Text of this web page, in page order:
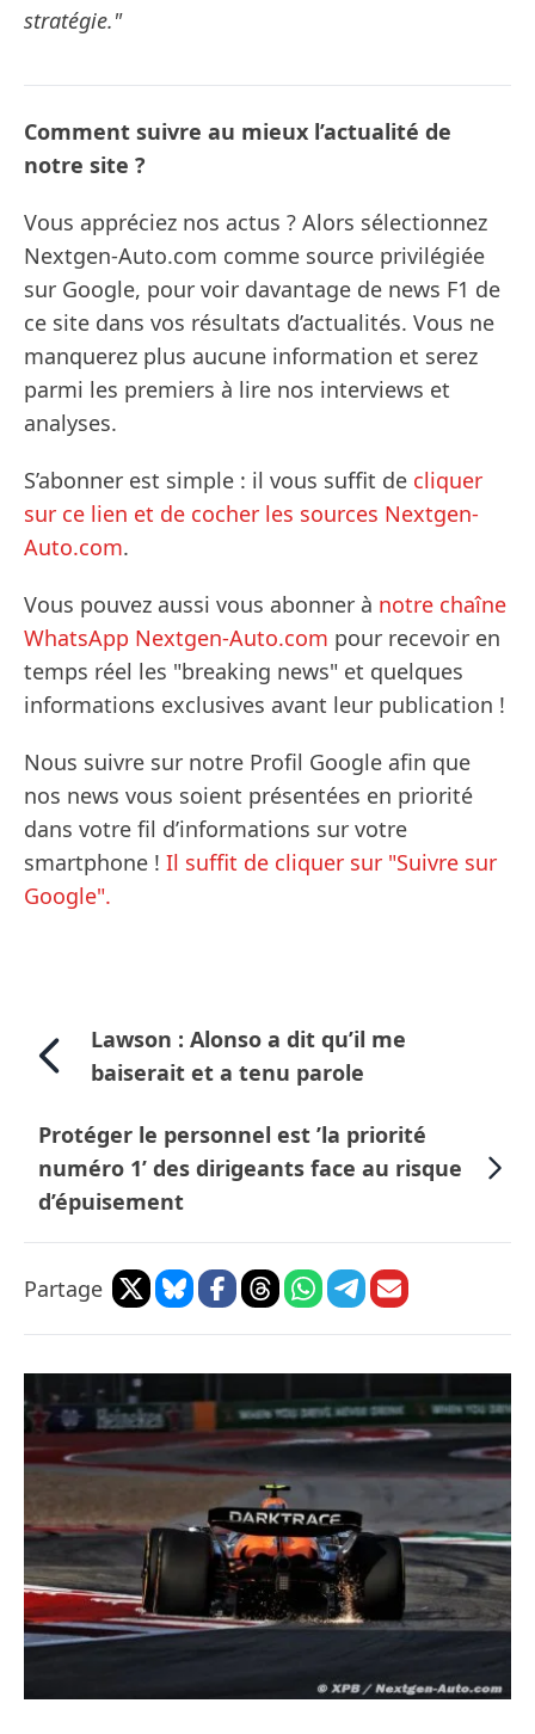
stratégie."
Comment suivre au mieux l’actualité de
notre site ?
Vous appréciez nos actus ? Alors sélectionnez
Nextgen-Auto.com comme source privilégiée
sur Google, pour voir davantage de news F1 de
ce site dans vos résultats d’actualités. Vous ne
manquerez plus aucune information et serez
parmi les premiers à lire nos interviews et
analyses.
S’abonner est simple : il vous suffit de cliquer
sur ce lien et de cocher les sources Nextgen-
Auto.com.
Vous pouvez aussi vous abonner à notre chaîne
WhatsApp Nextgen-Auto.com pour recevoir en
temps réel les "breaking news" et quelques
informations exclusives avant leur publication !
Nous suivre sur notre Profil Google afin que
nos news vous soient présentées en priorité
dans votre fil d’informations sur votre
smartphone ! Il suffit de cliquer sur "Suivre sur
Google".
Lawson : Alonso a dit qu’il me
baiserait et a tenu parole
Protéger le personnel est ’la priorité
numéro 1’ des dirigeants face au risque
d’épuisement
Partage